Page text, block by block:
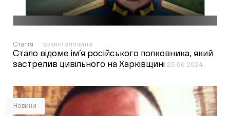
Стаття воєнні злочини
Стало відоме ім’я російського полковника, який
застрелив цивільного на Харківщині 25.06.2024
Новини